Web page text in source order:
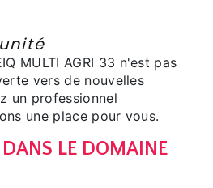
MULTI AGRI 33 n'est pas
vers de nouvelles
un professionnel
une place pour vous.
LE DOMAINE